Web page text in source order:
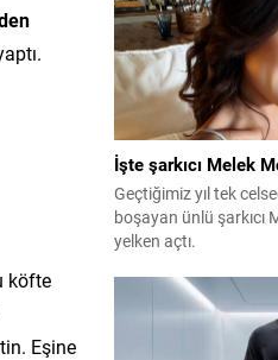
köfte
Eşine
İşte şarkıcı Melek
Geçtiğimiz yıl tek
boşayan ünlü şarkıcı
yelken açtı.